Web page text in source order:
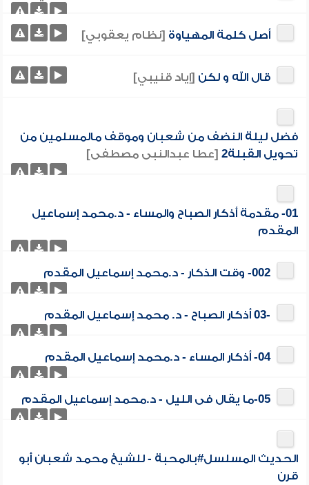
أصل كلمة المهياوة [نظام يعقوبي]
قال الله و لكن [إياد قنيبي]
فضل ليلة النضف من شعبان وموقف مالمسلمين من
تحويل القبلة2
[عطا عبدالنبى مصطفى]
01- مقدمة أذكار الصباح والمساء - د.محمد إسماعيل
المقدم
002- وقت الذكار - د.محمد إسماعيل المقدم
-03 أذكار الصباح - د. محمد إسماعيل المقدم
04- أذكار المساء - د.محمد إسماعيل المقدم
05-ما يقال فى الليل - د.محمد إسماعيل المقدم
الحديث المسلسل#بالمحبة - للشيخ محمد شعبان أبو
قرن